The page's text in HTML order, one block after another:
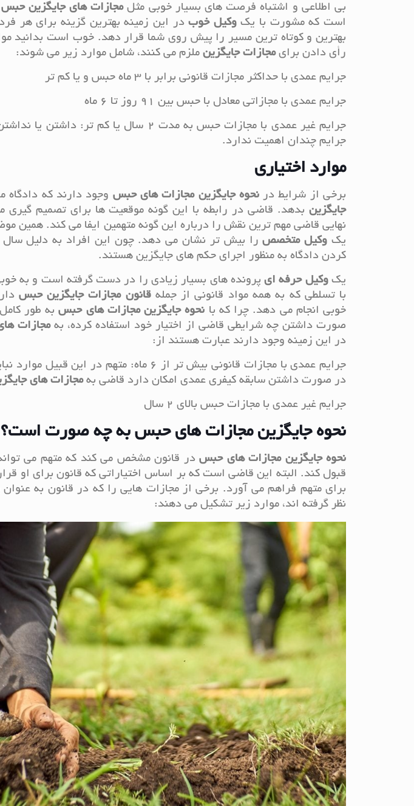
بی اطلاعی و اشتباه فرصت های بسیار خوبی مثلمجازات های جایگزین حبس
است که مشورت با یکوکیل خوبدر این زمینه بهترین گزینه برای هر
بهترین و کوتاه ترین مسیر را پیش روی شما قرار دهد. خوب است بدانید
رأی دادن برایمجازات جایگزین ملزم می کنند، شامل موارد زیر می شوند:
جرایم عمدی با حداکثر مجازات قانونی برابر با 3 ماه حبس و یا کم تر
جرایم عمدی با مجازاتی معادل با حبس بین 91 روز تا 6 ماه
جرایم غیر عمدی با مجازات حبس به مدت 2 سال یا
جرایم چندان اهمیت ندارد.
موارد اختیاری
برخی از شرایط درنحوه جایگزین مجازات های حبس وجود دارند که دادگاه
جایگزین بدهد. قاضی در رابطه با این گونه موقعیت ها برای تصمیم
نهایی قاضی مهم ترین نقش را درباره این گونه متهمین ایفا می کند.
یک وکیل متخصصرا بیش تر نشان می دهد. چون این افراد به دلیل سال
کردن دادگاه به منظور اجرای حکم های جایگزین هستند.
یکوکیل حرفه ایپرونده های بسیار زیادی را در دست گرفته است و به
با تسلطی که به همه مواد قانونی از جملهقانون مجازات جایگزین حبس
خوبی انجام می دهد. چرا که با نحوه جایگزین مجازات های حبسبه طور
صورت داشتن چه شرایطی قاضی از اختیار خود استفاده کرده، بهمجازات
در این زمینه وجود دارند عبارت هستند از:
جرایم عمدی با مجازات قانونی بیش تر از ۶ ماه:
در صورت داشتن سابقه کیفری عمدی امکان دارد قاضی بهمجازات های
جرایم غیر عمدی با مجازات حبس بالای 2 سال
نحوه جایگزین مجازات های حبس به چه صورت است؟
نحوه جایگزین مجازات های حبسدر قانون مشخص می کند که متهم می
قبول کند. البته این قاضی است که بر اساس اختیاراتی که قانون برای او
برای متهم فراهم می آورد. برخی از مجازات هایی را که در قانون به
نظر گرفته اند، موارد زیر تشکیل می دهند: